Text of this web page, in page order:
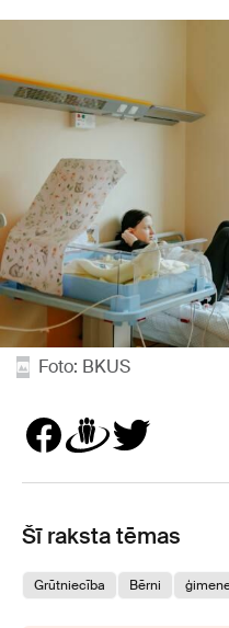
Foto: BKUS
Šī raksta tēmas
Grūtniecība Bērni